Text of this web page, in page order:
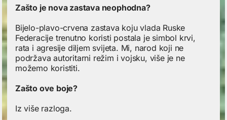
Zašto je nova zastava neophodna?
Bijelo-plavo-crvena zastava koju vlada Ruske
Federacije trenutno koristi postala je simbol krvi,
rata i agresije diljem svijeta. Mi, narod koji ne
podržava autoritarni režim i vojsku, više je ne
možemo koristiti.
Zašto ove boje?
Iz više razloga.